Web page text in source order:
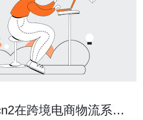
在跨境电商物流系统